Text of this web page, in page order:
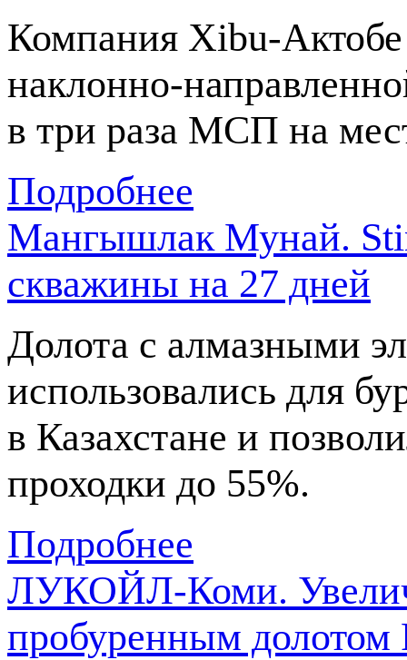
Компания Xibu-Актобе
наклонно-
в три раза МСП на
Подробнее
Мангышлак Мунай.
скважины на 27 дней
Долота с алмазными
использовались для
в Казахстане и
проходки до 55%.
Подробнее
ЛУКОЙЛ-Коми.
пробуренным долотом